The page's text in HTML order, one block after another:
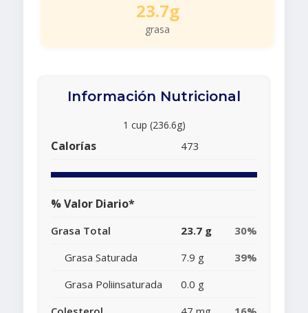
23.7g
grasa
Información Nutricional
1 cup (236.6g)
Calorías 473
% Valor Diario*
Grasa Total 23.7 g
30%
Grasa Saturada
7.9 g
39%
Grasa Poliinsaturada
0.0 g